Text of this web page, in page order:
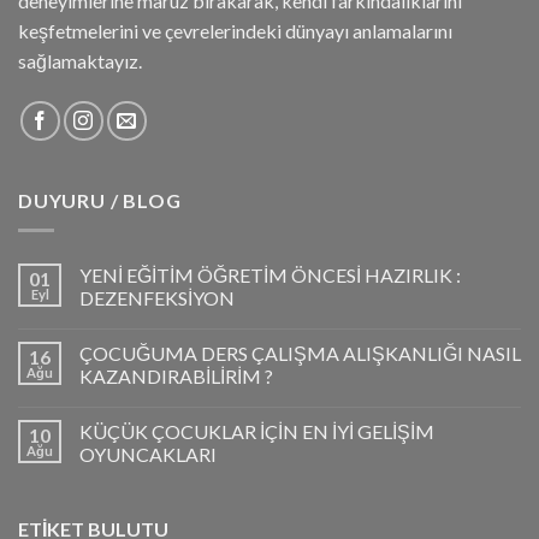
keşfetmelerini ve çevrelerindeki dünyayı anlamalarını
sağlamaktayız.
DUYURU / BLOG
01
Eyl
YENİ EĞİTİM ÖĞRETİM ÖNCESİ HAZIRLIK :
DEZENFEKSİYON
16
Ağu
ÇOCUĞUMA DERS ÇALIŞMA ALIŞKANLIĞI NASIL
KAZANDIRABİLİRİM ?
10
Ağu
KÜÇÜK ÇOCUKLAR İÇİN EN İYİ GELİŞİM
OYUNCAKLARI
ETİKET BULUTU